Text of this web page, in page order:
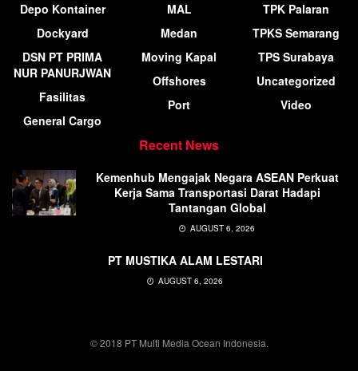
Depo Kontainer
Dockyard
DSN PT PRIMA
NUR PANURJWAN
Fasilitas
General Cargo
MAL
Medan
Moving Kapal
Offshores
Port
TPK Palaran
TPKS Semarang
TPS Surabaya
Uncategorized
Video
Recent News
Kemenhub Mengajak Negara ASEAN Perkuat
Kerja Sama Transportasi Darat Hadapi
Tantangan Global
AUGUST 6, 2026
PT MUSTIKA ALAM LESTARI
AUGUST 6, 2026
© 2018 PT Multi Media Ocean Indonesia.